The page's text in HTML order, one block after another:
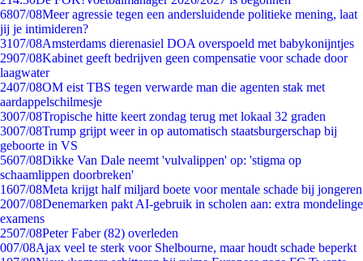
6807/08Meer agressie tegen een andersluidende politieke mening, laat
jij je intimideren?
3107/08Amsterdams dierenasiel DOA overspoeld met babykonijntjes
2907/08Kabinet geeft bedrijven geen compensatie voor schade door
laagwater
2407/08OM eist TBS tegen verwarde man die agenten stak met
aardappelschilmesje
3007/08Tropische hitte keert zondag terug met lokaal 32 graden
3007/08Trump grijpt weer in op automatisch staatsburgerschap bij
geboorte in VS
5607/08Dikke Van Dale neemt 'vulvalippen' op: 'stigma op
schaamlippen doorbreken'
1607/08Meta krijgt half miljard boete voor mentale schade bij jongeren
2007/08Denemarken pakt AI-gebruik in scholen aan: extra mondelinge
examens
2507/08Peter Faber (82) overleden
007/08Ajax veel te sterk voor Shelbourne, maar houdt schade beperkt